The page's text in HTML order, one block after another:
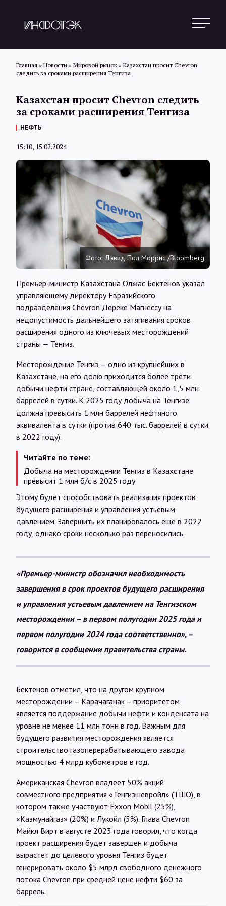
Статьи
Обзоры
Интервью
Карты
О нас
@Infotek_Russia
Главная » Новости » Мировой рынок » Казахстан просит Chevron
следить за сроками расширения Тенгиза
Казахстан просит Chevron следить
за сроками расширения Тенгиза
НЕФТЬ
15:10, 15.02.2024
Фото: Дэвид Пол Моррис /Bloomberg
Премьер-министр Казахстана Олжас Бектенов указал
управляющему директору Евразийского
подразделения Chevron Дерекe Магнессу на
недопустимость дальнейшего затягивания сроков
расширения одного из ключевых месторождений
страны — Тенгиз.
Месторождение Тенгиз — одно из крупнейших в
Казахстане, на его долю приходится более трети
добычи нефти стране, составляющей около 1,5 млн
баррелей в сутки. К 2025 году добыча на Тенгизе
должна превысить 1 млн баррелей нефтяного
эквивалента в сутки (против 640 тыс. баррелей в сутки
в 2022 году).
Читайте по теме:
Добыча на месторождении Тенгиз в Казахстане
превысит 1 млн б/с в 2025 году
Этому будет способствовать реализация проектов
будущего расширения и управления устьевым
давлением. Завершить их планировалось еще в 2022
году, однако сроки несколько раз переносились.
«Премьер-министр обозначил необходимость
завершения в срок проектов будущего расширения
и управления устьевым давлением на Тенгизском
месторождении – в первом полугодии 2025 года и
первом полугодии 2024 года соответственно», –
говорится в сообщении правительства страны.
Бектенов отметил, что на другом крупном
месторождении – Карачаганак – приоритетом
является поддержание добычи нефти и конденсата на
уровне не менее 11 млн тонн в год. Важным для
будущего развития месторождения является
строительство газоперерабатывающего завода
мощностью 4 млрд кубометров в год.
Американская Chevron владеет 50% акций
совместного предприятия «Тенгизшевройл» (ТШО), в
котором также участвуют Exxon Mobil (25%),
«Казмунайгаз» (20%) и Лукойл (5%). Глава Chevron
Майкл Вирт в августе 2023 года говорил, что когда
проект расширения будет завершен и добыча
вырастет до целевого уровня Тенгиз будет
генерировать около $5 млрд свободного денежного
потока Chevron при средней цене нефти $60 за
баррель.